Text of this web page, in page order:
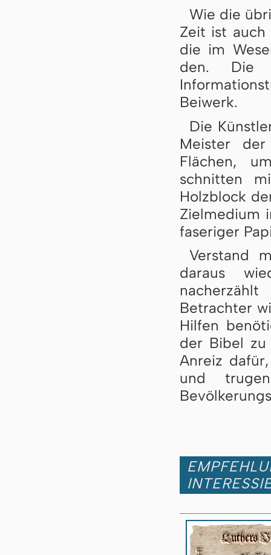
Wie die
Zeit ist
die im
den. Die
Beiwerk.
Die
Meister
Flächen,
schnitten
Holzblock
Zielmedium
faseriger
Verstand
daraus
Betrachter
Hilfen
der Bibel
Anreiz
und